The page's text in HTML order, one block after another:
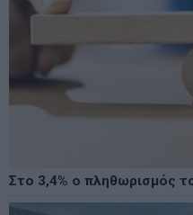
Στο 3,4% ο πληθωρισμός